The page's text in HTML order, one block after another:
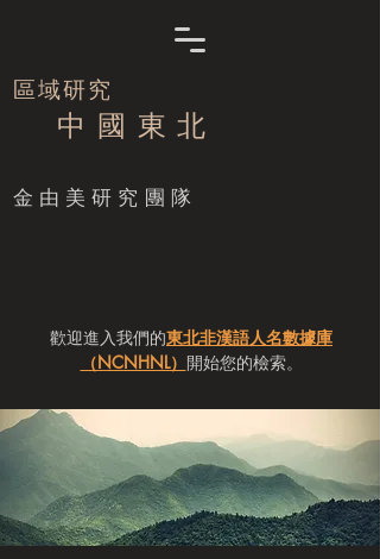
區域研究
中 國 東 北
​金由美研究團隊
歡迎進入我們的東北非漢語人名數據庫
（NCNHNL） 開始您的檢索。